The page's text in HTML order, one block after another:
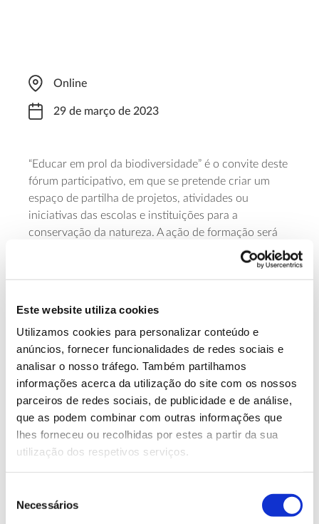
Este website utiliza cookies
Utilizamos cookies para personalizar conteúdo e
anúncios, fornecer funcionalidades de redes sociais e
analisar o nosso tráfego. Também partilhamos
informações acerca da utilização do site com os nossos
parceiros de redes sociais, de publicidade e de análise,
que as podem combinar com outras informações que
lhes forneceu ou recolhidas por estes a partir da sua
utilização dos respetivos serviços.
Necessários
Online
29 de março de 2023
“Educar em prol da biodiversidade” é o convite deste
fórum participativo, em que se pretende criar um
espaço de partilha de projetos, atividades ou
iniciativas das escolas e instituições para a
conservação da natureza. A ação de formação será
feita através da plataforma Zoom, entre as 18h às
21h. Assista gratuitamente, fazendo a sua inscrição
online até 24 de março. Para obter mais
por telefone (925 068 990).
Saiba mais sobre esta formação.
13.07.2026
Genoma do priolo e de outras espécies em risco:
conhecer para conservar